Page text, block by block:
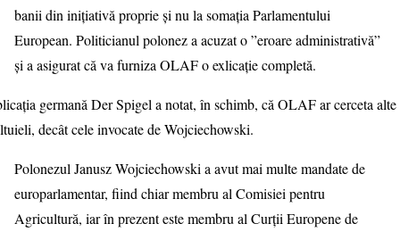
banii din inițiativă proprie și nu la somația Parlamentului
European. Politicianul polonez a acuzat o ”eroare administrativă”
și a asigurat că va furniza OLAF o exlicație completă.
germană Der Spigel a notat, în schimb, că OLAF ar cerceta alte
decât cele invocate de Wojciechowski.
Polonezul Janusz Wojciechowski a avut mai multe mandate de
europarlamentar, fiind chiar membru al Comisiei pentru
Agricultură, iar în prezent este membru al Curții Europene de